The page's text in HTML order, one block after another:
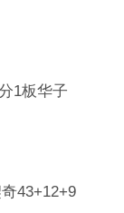
1板华子
43+12+9